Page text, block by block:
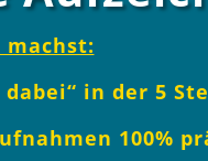
in der 5
100%